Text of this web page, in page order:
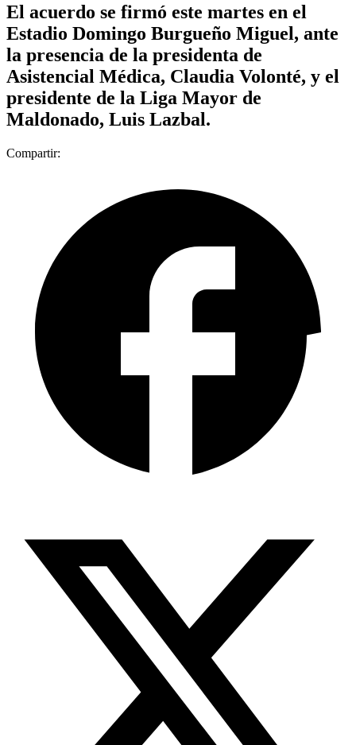
El acuerdo se firmó este martes en el
Estadio Domingo Burgueño Miguel, ante
la presencia de la presidenta de
Asistencial Médica, Claudia Volonté, y el
presidente de la Liga Mayor de
Maldonado, Luis Lazbal.
Compartir: